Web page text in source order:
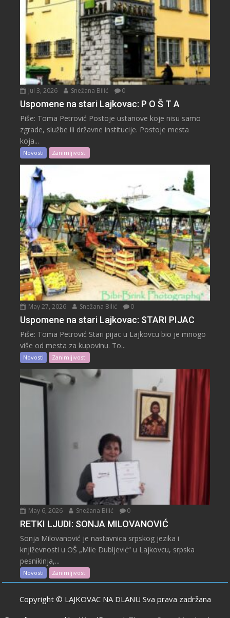
Jul 3, 2026 Snežana Bilić 0
Uspomene na stari Lajkovac: P O Š T A
Piše: Toma Petrović Postoje ustanove koje nisu samo
zgrade, službe ili državne institucije. Postoje mesta
koja...
Novosti Zanimljivosti
May 27, 2026 Snežana Bilić 0
Uspomene na stari Lajkovac: STARI PIJAC
Piše: Toma Petrović Stari pijac u Lajkovcu bio je mnogo
više od mesta za kupovinu. To...
Novosti Zanimljivosti
May 6, 2026 Snežana Bilić 0
RETKI LJUDI: SONJA MILOVANOVIĆ
Sonja Milovanović je nastavnica srpskog jezika i
književnosti u OŠ „Mile Dubljević“ u Lajkovcu, srpska
pesnikinja,...
Novosti Zanimljivosti
Copyright © LAJKOVAC NA DLANU Sva prava zadržana